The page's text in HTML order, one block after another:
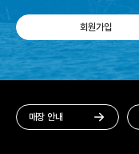
회원가입
매장 안내